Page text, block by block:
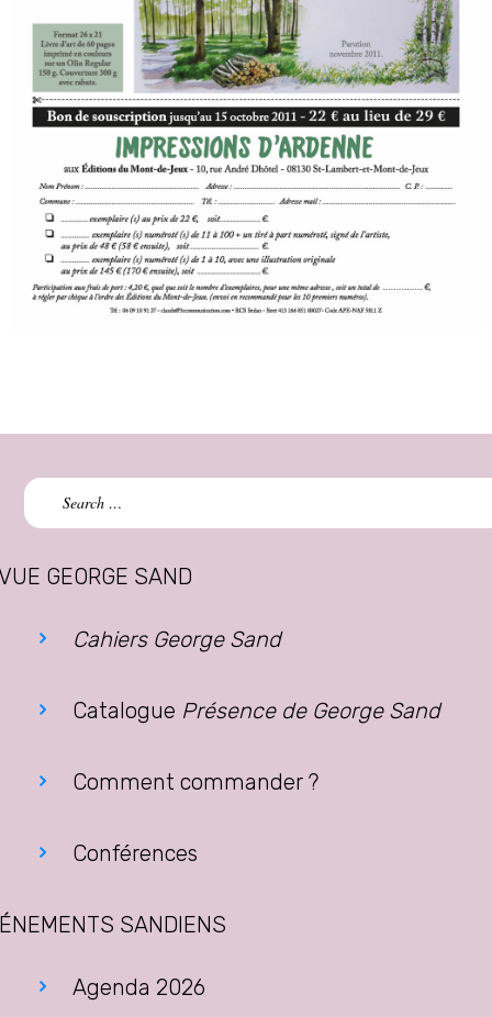
Search
for:
GEORGE SAND
Cahiers George Sand
Catalogue Présence de George Sand
Comment commander ?
Conférences
SANDIENS
Agenda 2026